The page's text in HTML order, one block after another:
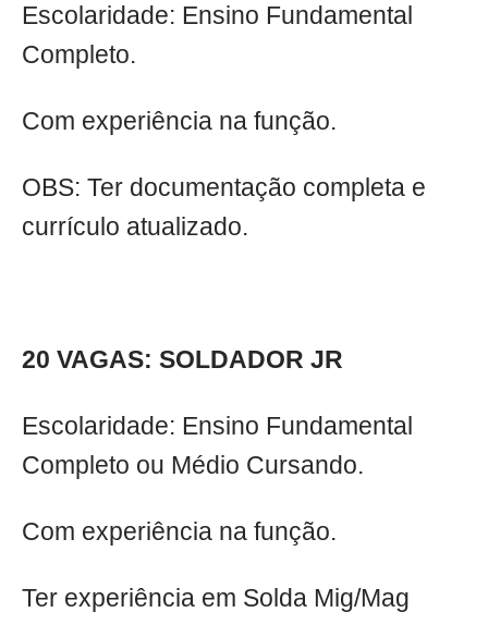
Escolaridade: Ensino Fundamental
Completo.
Com experiência na função.
OBS: Ter documentação completa e
currículo atualizado.
20 VAGAS: SOLDADOR JR
Escolaridade: Ensino Fundamental
Completo ou Médio Cursando.
Com experiência na função.
Ter experiência em Solda Mig/Mag